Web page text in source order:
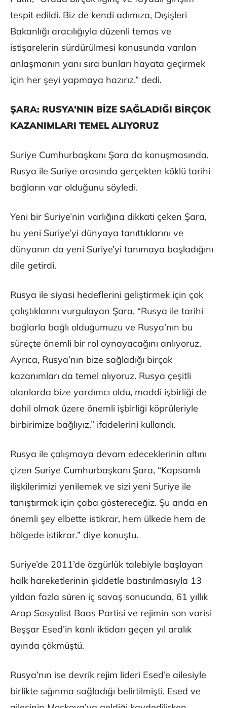
tespit edildi. Biz de kendi adımıza, Dışişleri
Bakanlığı aracılığıyla düzenli temas ve
istişarelerin sürdürülmesi konusunda varılan
anlaşmanın yanı sıra bunları hayata geçirmek
için her şeyi yapmaya hazırız.” dedi.
ŞARA: RUSYA’NIN BİZE SAĞLADIĞI BİRÇOK
KAZANIMLARI TEMEL ALIYORUZ
Suriye Cumhurbaşkanı Şara da konuşmasında,
Rusya ile Suriye arasında gerçekten köklü tarihi
bağların var olduğunu söyledi.
Yeni bir Suriye’nin varlığına dikkati çeken Şara,
bu yeni Suriye’yi dünyaya tanıttıklarını ve
dünyanın da yeni Suriye’yi tanımaya başladığını
dile getirdi.
Rusya ile siyasi hedeflerini geliştirmek için çok
çalıştıklarını vurgulayan Şara, “Rusya ile tarihi
bağlarla bağlı olduğumuzu ve Rusya’nın bu
süreçte önemli bir rol oynayacağını anlıyoruz.
Ayrıca, Rusya’nın bize sağladığı birçok
kazanımları da temel alıyoruz. Rusya çeşitli
alanlarda bize yardımcı oldu, maddi işbirliği de
dahil olmak üzere önemli işbirliği köprüleriyle
birbirimize bağlıyız.” ifadelerini kullandı.
Rusya ile çalışmaya devam edeceklerinin altını
çizen Suriye Cumhurbaşkanı Şara, “Kapsamlı
ilişkilerimizi yenilemek ve sizi yeni Suriye ile
tanıştırmak için çaba göstereceğiz. Şu anda en
önemli şey elbette istikrar, hem ülkede hem de
bölgede istikrar.” diye konuştu.
Suriye’de 2011’de özgürlük talebiyle başlayan
halk hareketlerinin şiddetle bastırılmasıyla 13
yıldan fazla süren iç savaş sonucunda, 61 yıllık
Arap Sosyalist Baas Partisi ve rejimin son varisi
Beşşar Esed’in kanlı iktidarı geçen yıl aralık
ayında çökmüştü.
Rusya’nın ise devrik rejim lideri Esed’e ailesiyle
birlikte sığınma sağladığı belirtilmişti.​​​​​​​ Esed ve